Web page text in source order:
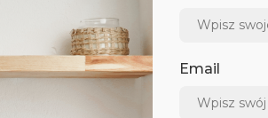
Email